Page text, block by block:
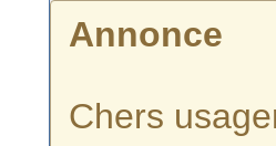
Annonce
Chers